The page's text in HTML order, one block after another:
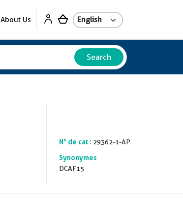
About Us
Search
N° de cat : 29362-1-AP
Synonymes
DCAF15